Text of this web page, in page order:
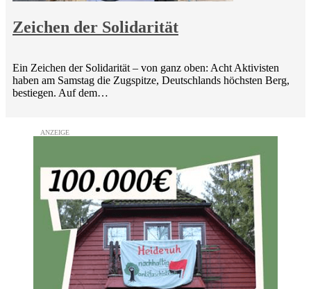
Zeichen der Solidarität
Ein Zeichen der Solidarität – von ganz oben: Acht Aktivisten
haben am Samstag die Zugspitze, Deutschlands höchsten Berg,
bestiegen. Auf dem…